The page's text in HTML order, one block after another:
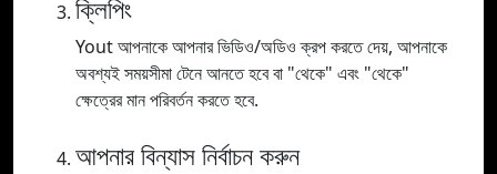
ক্লিপিং
Yout আপনাকে আপনার ভিডিও/অডিও ক্রপ করতে দেয়, আপনাকে
অবশ্যই সময়সীমা টেনে আনতে হবে বা "থেকে" এবং "থেকে"
ক্ষেত্রের মান পরিবর্তন করতে হবে.
আপনার বিন্যাস নির্বাচন করুন